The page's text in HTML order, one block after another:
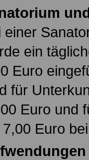
einer
ein
Euro
für
Euro und
7,00 Euro